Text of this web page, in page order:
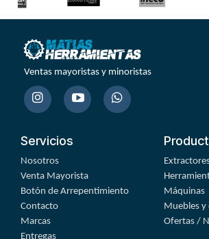
Ventas mayoristas y minoristas
Servicios
Nosotros
Venta Mayorista
Botón de Arrepentimiento
Contacto
Marcas
Entregas
Máquinas
Muebles
Ofertas /